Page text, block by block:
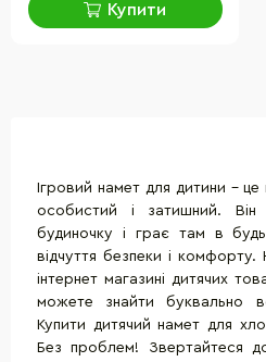
Купити
Ігровий намет для дитини - це
особистий і затишний.
будиночку і грає там в
відчуття безпеки і
інтернет магазині дитячих
можете знайти буквально
Купити дитячий намет для
Без проблем! Звертайтеся